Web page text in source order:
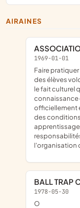
AIRAINES
1969-01-01
faire pratiquer des activités physiques et sportives à
des élèves
le fait culturel
connaissance
officiellement
des
apprentissage
l'organisation
BALL TRAP
1978-05-30
o